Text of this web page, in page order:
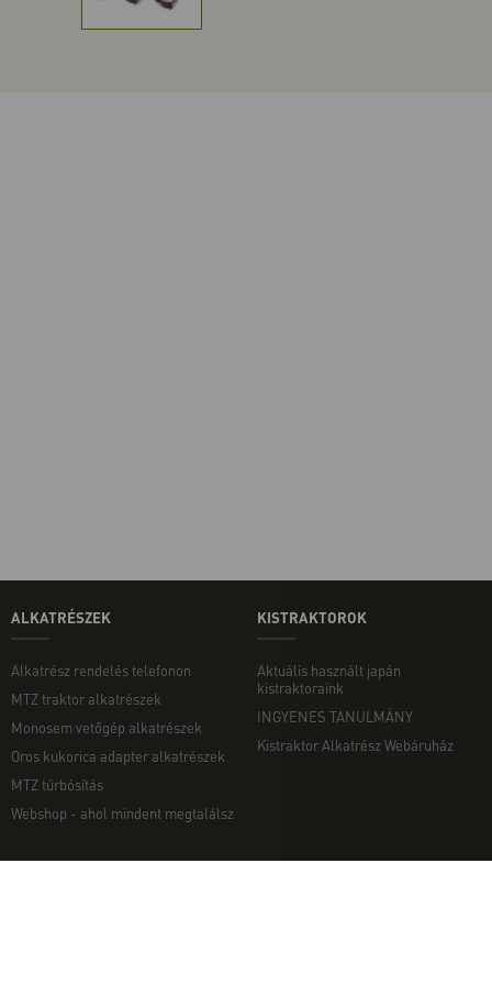
ALKATRÉSZEK
Alkatrész rendelés telefonon
MTZ traktor alkatrészek
Monosem vetőgép alkatrészek
Oros kukorica adapter alkatrészek
MTZ túrbósítás
Webshop - ahol mindent megtalálsz
KISTRAKTOROK
Aktuális használt japán
kistraktoraink
INGYENES TANULMÁNY
Kistraktor Alkatrész Webáruház